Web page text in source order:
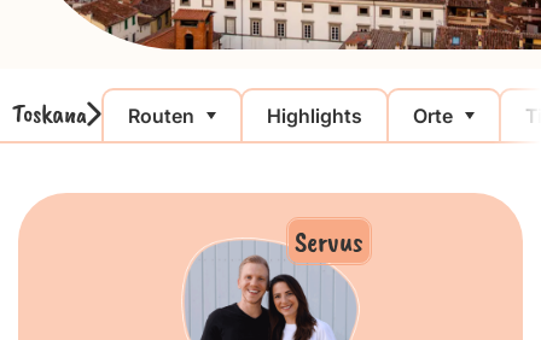
Toskana Routen Highlights Orte
Servus